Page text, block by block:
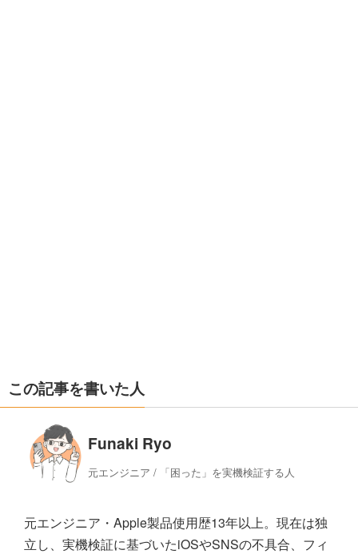
この記事を書いた人
Funaki Ryo
元エンジニア / 「困った」を実機検証する人
元エンジニア・Apple製品使用歴13年以上。現在は独
立し、実機検証に基づいたiOSやSNSの不具合、フィ